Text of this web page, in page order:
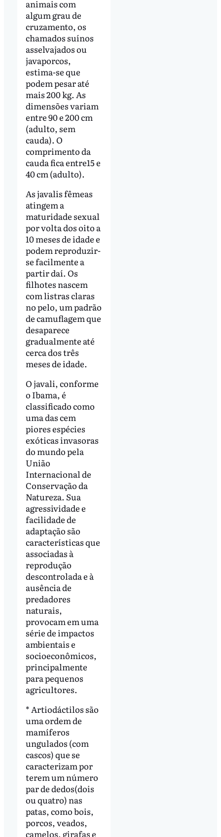
animais com
algum grau de
cruzamento, os
chamados suínos
asselvajados ou
javaporcos,
estima-se que
podem pesar até
mais 200 kg. As
dimensões variam
entre 90 e 200 cm
(adulto, sem
cauda). O
comprimento da
cauda fica entre15 e
40 cm (adulto).
As javalis fêmeas
atingem a
maturidade sexual
por volta dos oito a
10 meses de idade e
podem reproduzir-
se facilmente a
partir daí. Os
filhotes nascem
com listras claras
no pelo, um padrão
de camuflagem que
desaparece
gradualmente até
cerca dos três
meses de idade.
O javali, conforme
o Ibama, é
classificado como
uma das cem
piores espécies
exóticas invasoras
do mundo pela
União
Internacional de
Conservação da
Natureza. Sua
agressividade e
facilidade de
adaptação são
características que
associadas à
reprodução
descontrolada e à
ausência de
predadores
naturais,
provocam em uma
série de impactos
ambientais e
socioeconômicos,
principalmente
para pequenos
agricultores.
* Artiodáctilos são
uma ordem de
mamíferos
ungulados (com
cascos) que se
caracterizam por
terem um número
par de dedos(dois
ou quatro) nas
patas, como bois,
porcos, veados,
camelos, girafas e